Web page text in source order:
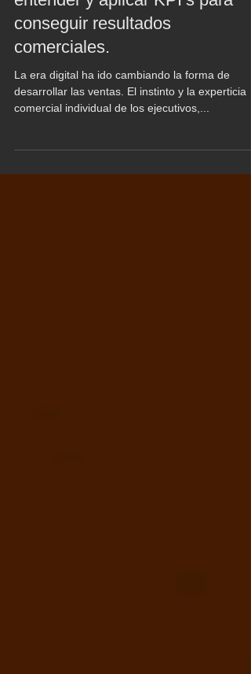
Data Driven Sales: Construir,
entender y aplicar KPI’s para
conseguir resultados
comerciales.
desarrollar las ventas. El instinto y la experticia